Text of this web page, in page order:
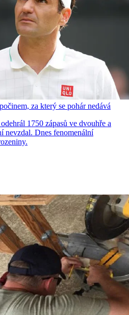
za který se pohár nedává
1750 zápasů ve dvouhře a
nevzdal. Dnes fenomenální